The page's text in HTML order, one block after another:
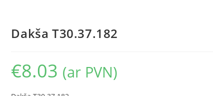
Dakša T30.37.182
€8.03 (ar PVN)